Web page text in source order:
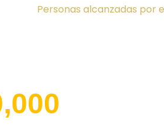
Personas alcanzadas por